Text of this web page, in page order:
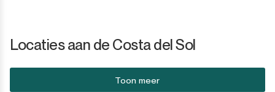
Locaties aan de Costa del Sol
Toon meer